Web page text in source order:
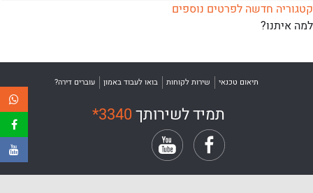
קטגוריה חדשה לפרטים נוספים
למה איתנו?
תיאום טכנאי שירות לקוחות בואו לעבוד באמון עוברים דירה?
תמיד לשירותך*3340